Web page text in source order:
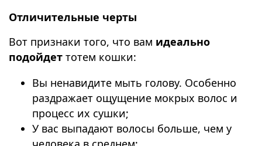
Отличительные черты
Вот признаки того, что вам идеально
подойдет тотем кошки:
Вы ненавидите мыть голову. Особенно
раздражает ощущение мокрых волос и
процесс их сушки;
У вас выпадают волосы больше, чем у